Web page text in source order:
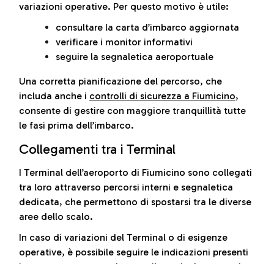
variazioni operative. Per questo motivo è utile:
consultare la carta d’imbarco aggiornata
verificare i monitor informativi
seguire la segnaletica aeroportuale
Una corretta pianificazione del percorso, che
includa anche i controlli di sicurezza a Fiumicino,
consente di gestire con maggiore tranquillità tutte
le fasi prima dell’imbarco.
Collegamenti tra i Terminal
I Terminal dell’aeroporto di Fiumicino sono collegati
tra loro attraverso percorsi interni e segnaletica
dedicata, che permettono di spostarsi tra le diverse
aree dello scalo.
In caso di variazioni del Terminal o di esigenze
operative, è possibile seguire le indicazioni presenti